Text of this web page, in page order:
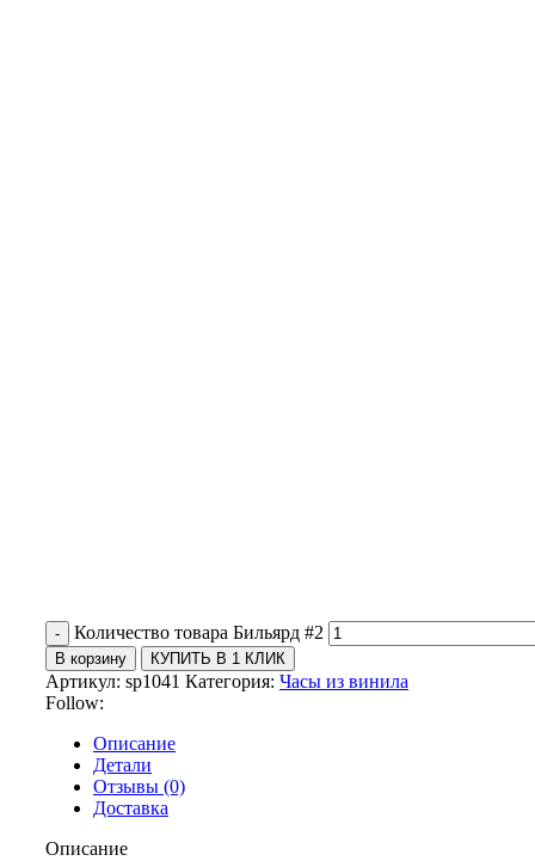
Количество товара Бильярд #2
В корзину КУПИТЬ В 1 КЛИК
Артикул: sp1041 Категория: Часы из винила
Follow:
Описание
Детали
Отзывы (0)
Доставка
Описание